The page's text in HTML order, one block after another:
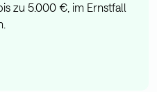
zu 5.000 €, im Ernstfall